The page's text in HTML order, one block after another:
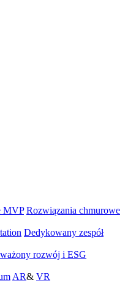
MVP Rozwiązania chmurowe
Dedykowany zespół
rozwój i ESG
AR& VR